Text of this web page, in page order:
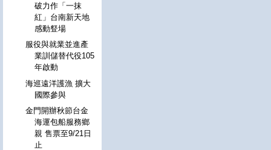
破力作「一抹
紅」台南新天地
感動豋場
服役與就業並進產
業訓儲替代役105
年啟動
海巡遠洋護漁 擴大
國際參與
金門開辦秋節台金
海運包船服務鄉
親 售票至9/21日
止